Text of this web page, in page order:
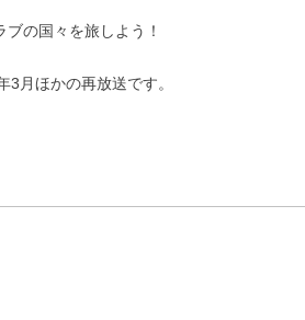
の国々を旅しよう！
月ほかの再放送です。